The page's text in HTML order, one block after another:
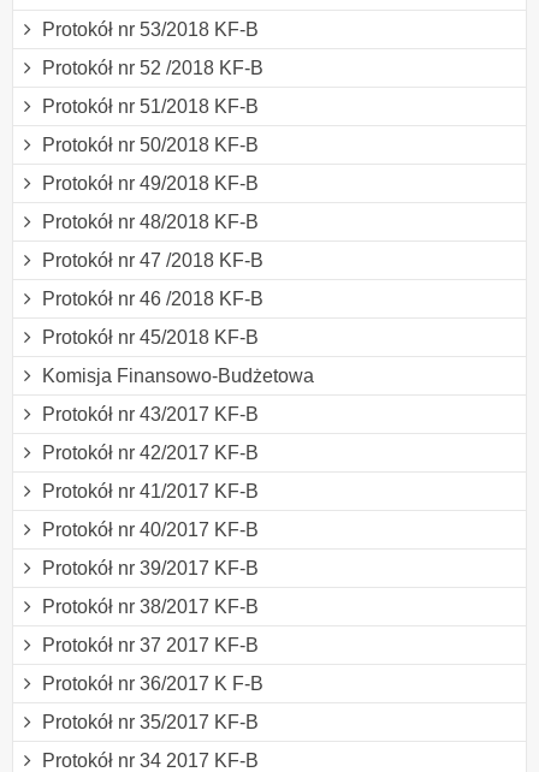
Protokół nr 53/2018 KF-B
Protokół nr 52 /2018 KF-B
Protokół nr 51/2018 KF-B
Protokół nr 50/2018 KF-B
Protokół nr 49/2018 KF-B
Protokół nr 48/2018 KF-B
Protokół nr 47 /2018 KF-B
Protokół nr 46 /2018 KF-B
Protokół nr 45/2018 KF-B
Komisja Finansowo-Budżetowa
Protokół nr 43/2017 KF-B
Protokół nr 42/2017 KF-B
Protokół nr 41/2017 KF-B
Protokół nr 40/2017 KF-B
Protokół nr 39/2017 KF-B
Protokół nr 38/2017 KF-B
Protokół nr 37 2017 KF-B
Protokół nr 36/2017 K F-B
Protokół nr 35/2017 KF-B
Protokół nr 34 2017 KF-B